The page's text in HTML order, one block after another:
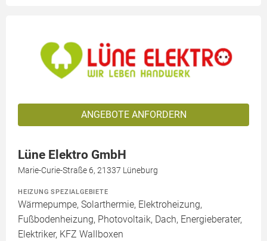
ANGEBOTE ANFORDERN
Lüne Elektro GmbH
Marie-Curie-Straße 6, 21337 Lüneburg
HEIZUNG SPEZIALGEBIETE
Wärmepumpe, Solarthermie, Elektroheizung,
Fußbodenheizung, Photovoltaik, Dach, Energieberater,
Elektriker, KFZ Wallboxen